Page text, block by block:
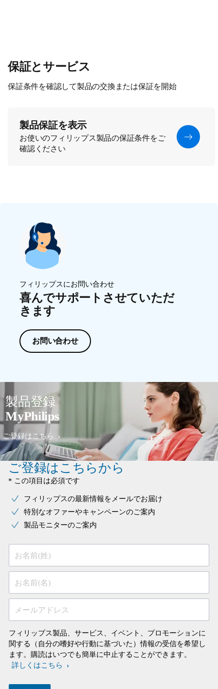
保証とサービス
保証条件を確認して製品の交換または保証を開始
製品保証を表示
お使いのフィリップス製品の保証条件をご
確認ください
フィリップスにお問い合わせ
喜んでサポートさせていただ
きます
お問い合わせ
製品登録
MyPhilips
ご登録はこちら
ご登録はこちらから
* この項目は必須です
フィリップスの最新情報をメールでお届け
特別なオファーやキャンペーンのご案内
製品モニターのご案内
お名前(姓)
お名前(名)
メールアドレス
フィリップス製品、サービス、イベント、プロモーションに
関する（自分の嗜好や行動に基づいた）情報の受信を希望し
ます。購読はいつでも簡単に中止することができます。
詳しくはこちら